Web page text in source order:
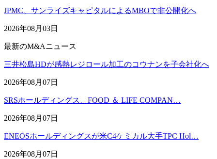
JPMC、サンライズキャピタルによるMBOで非公開化へ
2026年08月03日
最新のM&Aニュース
三井松島HDが感熱レジロール加工のコウナンを子会社化へ
2026年08月07日
SRSホールディングス、FOOD ＆ LIFE COMPAN…
2026年08月07日
ENEOSホールディングスが米C4ケミカル大手TPC Hol…
2026年08月07日